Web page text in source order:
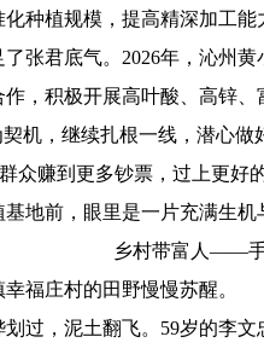
种植规模，提高精深加工能
君底气。2026年，沁州黄
，积极开展高叶酸、高锌
契机，继续扎根一线，潜心
众赚到更多钞票，过上更好
前，眼里是一片充满生机
乡村带富人——手
庄村的田野慢慢苏醒。
，泥土翻飞。59岁的李文